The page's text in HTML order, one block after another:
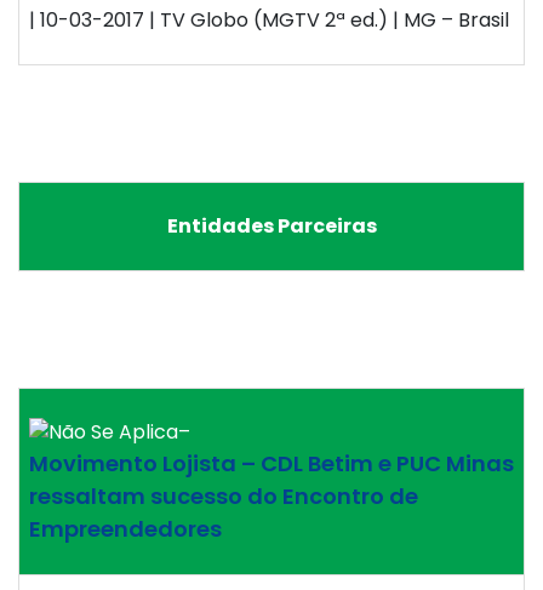
| 10-03-2017 | TV Globo (MGTV 2ª ed.) | MG – Brasil
Entidades Parceiras
–
Movimento Lojista – CDL Betim e PUC Minas
ressaltam sucesso do Encontro de
Empreendedores